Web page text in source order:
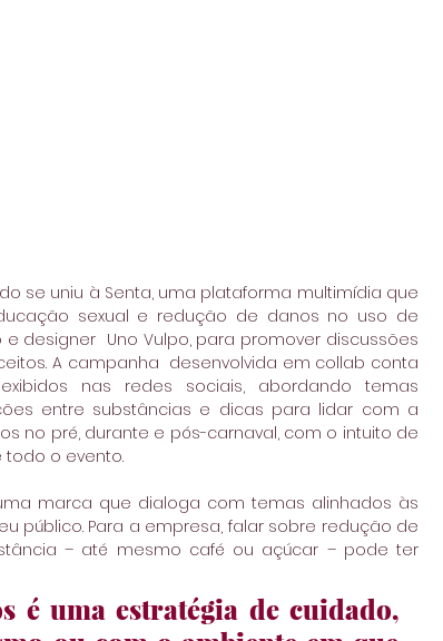
se uniu à Senta, uma plataforma multimídia que
sexual e redução de danos no uso de
designer  Uno Vulpo, para promover discussões
A campanha  desenvolvida em collab conta
nas redes sociais, abordando temas
entre substâncias e dicas para lidar com a
no pré, durante e pós-carnaval, com o intuito de
o evento.
marca que dialoga com temas alinhados às
público. Para a empresa, falar sobre redução de
– até mesmo café ou açúcar – pode ter
é uma estratégia de cuidado,